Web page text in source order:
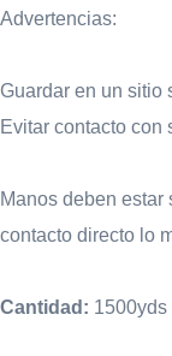
Advertencias:
Guardar en un sitio
Evitar contacto con
Manos deben
contacto directo lo
Cantidad: 1500yds